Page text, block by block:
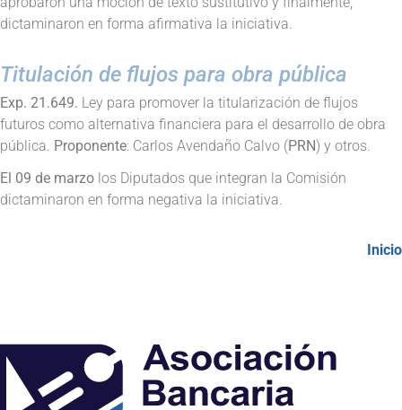
dictaminaron en forma afirmativa la iniciativa.
Titulación de flujos para obra pública
Exp. 21.649. Ley para promover la titularización de flujos
futuros como alternativa financiera para el desarrollo de obra
pública. Proponente: Carlos Avendaño Calvo (PRN) y otros.
El 09 de marzo los Diputados que integran la Comisión
dictaminaron en forma negativa la iniciativa.
Inicio